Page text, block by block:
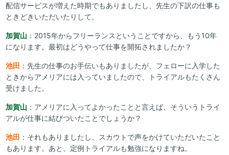
配信サービスが増えた時期でもありましたし、先生の下訳の仕事も
ときどきいただいたりして。
加賀山 ：2015年からフリーランスということですから、もう10年
になります。最初はどうやって仕事を開拓されましたか？
池田 ：先生の仕事のお手伝いもありましたが、フェローに入学した
ときからアメリアには入っていましたので、トライアルもたくさん
受けました。
加賀山 ：アメリアに入ってよかったことと言えば、そういうトライ
アルが仕事に結びついたことでしょうか？
池田 ：それもありましたし、スカウトで声をかけていただいたこと
もあります。あと、定例トライアルも勉強になりますね。